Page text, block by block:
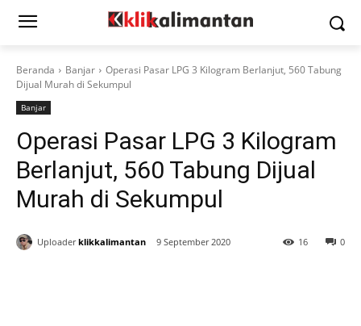
Beranda Banjar
Operasi Pasar LPG 3 Kilogram Berlanjut, 560 Tabung
Dijual Murah di Sekumpul
Banjar
Operasi Pasar LPG 3 Kilogram
Berlanjut, 560 Tabung Dijual
Murah di Sekumpul
Uploader klikkalimantan 9 September 2020 0
16